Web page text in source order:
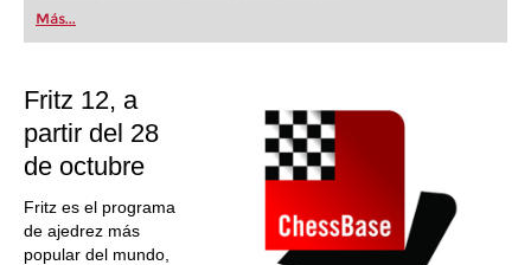
first steps into the world of club chess, or already
playing at a tournament level: with FRITZ, you can
train more efficiently, intelligently and with a
Más...
Fritz 12, a
partir del 28
de octubre
Fritz es el programa
de ajedrez más
popular del mundo,